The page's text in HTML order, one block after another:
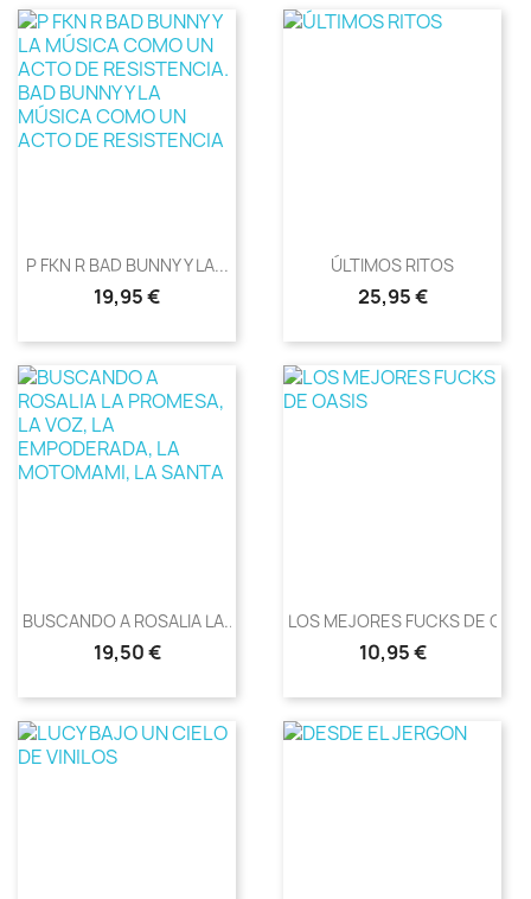
P FKN R BAD BUNNY Y LA...
Precio
19,95 €
ÚLTIMOS RITOS
Precio
25,95 €
BUSCANDO A ROSALIA LA...
Precio
19,50 €
LOS MEJORES FUCKS DE
Precio
10,95 €